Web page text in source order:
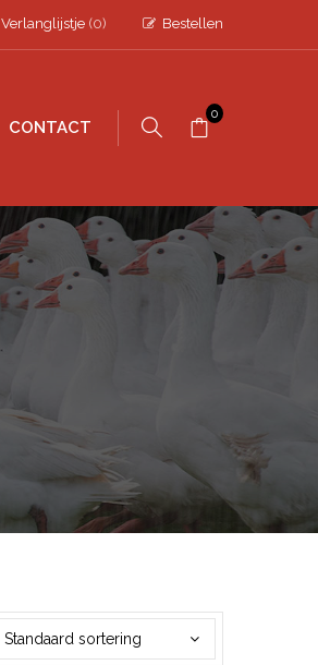
Verlanglijstje (0) Bestellen
CONTACT
0
Standaard sortering